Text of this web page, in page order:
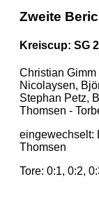
Zweite
Kreiscup: SG
Christian Gimm
Nicolaysen,
Stephan Petz,
Thomsen -
eingewechselt:
Thomsen
Tore: 0:1, 0:2,